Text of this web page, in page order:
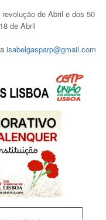
de Abril e dos 50
de Abril
isabelgasparp@gmail.com